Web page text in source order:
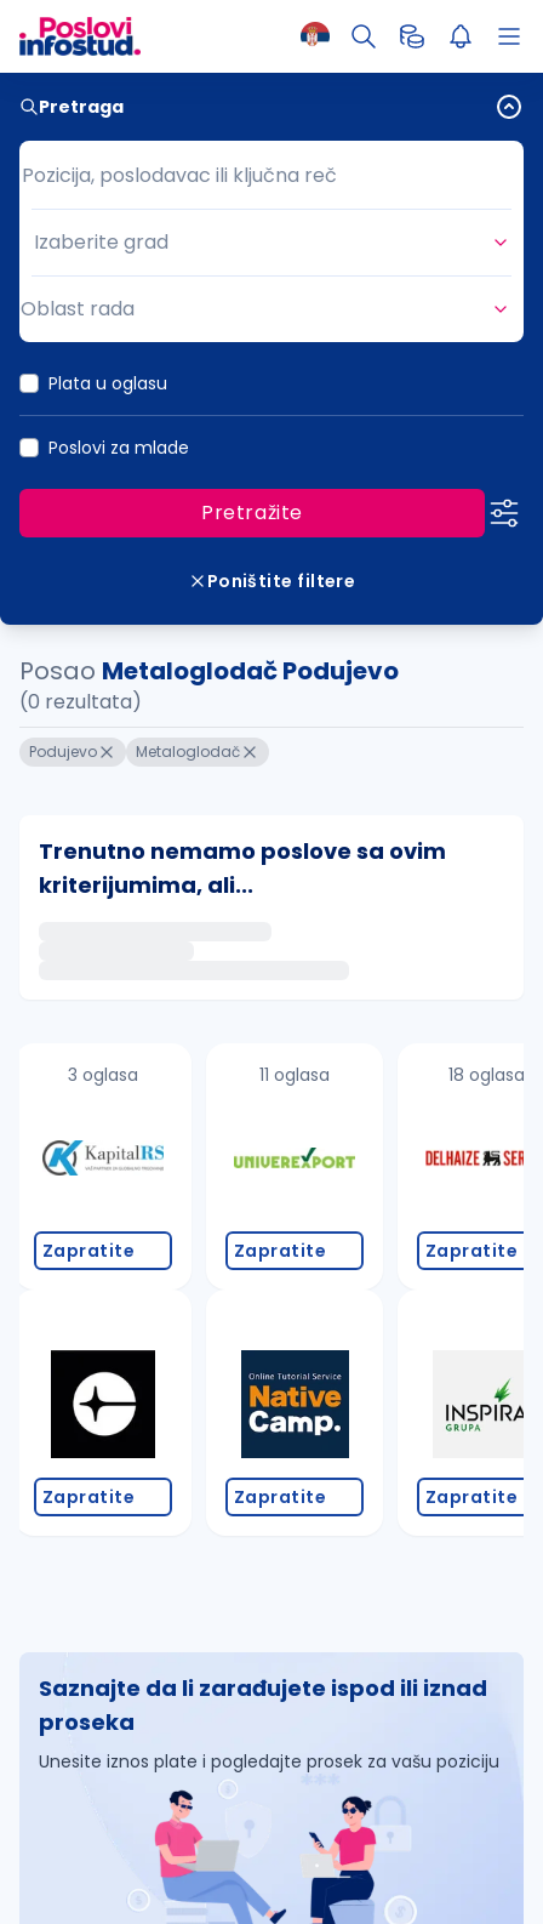
Pretraga
Pozicija, poslodavac ili ključna reč
Pozicija, poslodavac ili ključna reč
Grad
Izaberite grad
Oblast rada
Plata u oglasu
Poslovi za mlade
Pretražite
Poništite filtere
Posao Metaloglodač Podujevo
(0 rezultata)
Podujevo Metaloglodač
Trenutno nemamo poslove sa ovim
kriterijumima, ali...
proverite pravopisne greške (koristite č, ć, š, đ,
promenite odabrane filtere pretrage
3 oglasa
Zapratite
Zapratite
11 oglasa
Zapratite
Zapratite
18 oglasa
Zapratite
Zapratite
Saznajte da li zarađujete ispod ili iznad
proseka
Unesite iznos plate i pogledajte prosek za vašu poziciju